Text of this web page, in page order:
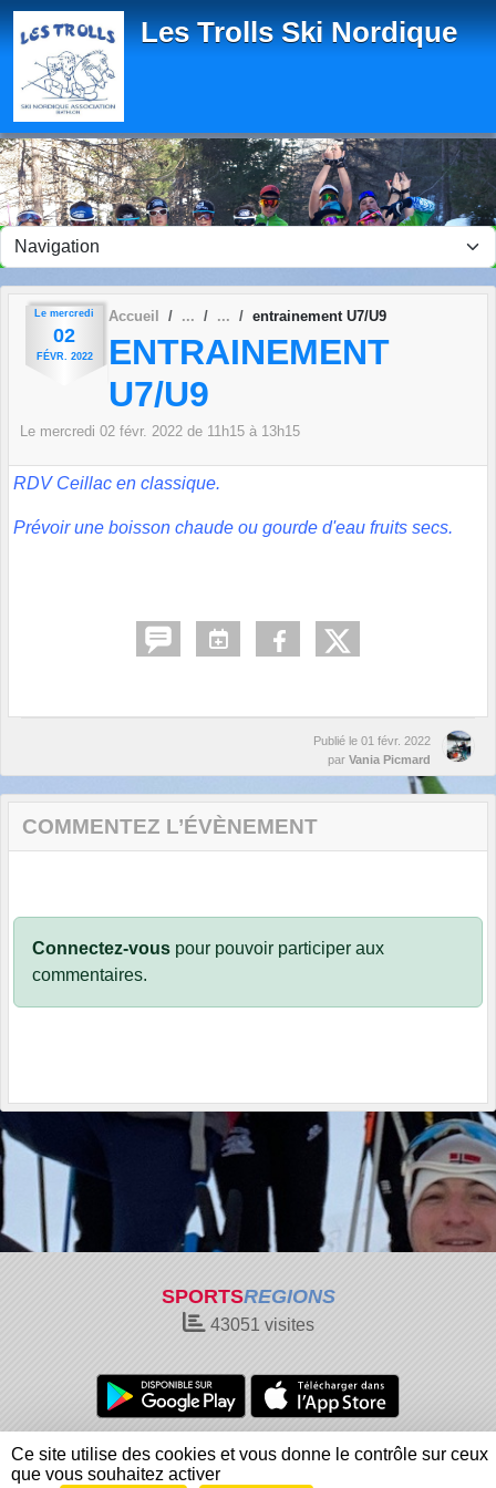
Les Trolls Ski Nordique
Le mercredi
02
FÉVR. 2022
Accueil entrainement U7/U9
ENTRAINEMENT
U7/U9
Le mercredi 02 févr. 2022 de 11h15 à 13h15
RDV Ceillac en classique.
Prévoir une boisson chaude ou gourde d'eau fruits secs.
Publié le 01 févr. 2022
par Vania Picmard
COMMENTEZ L’ÉVÈNEMENT
Connectez-vous pour pouvoir participer aux
commentaires.
SPORTSREGIONS
43051 visites
Charte cookies
Gestion des cookies
Informations légales
Signaler un contenu inapproprié
Panneau de gestion des cookies
Ce site utilise des cookies et vous donne le contrôle sur ceux
que vous souhaitez activer